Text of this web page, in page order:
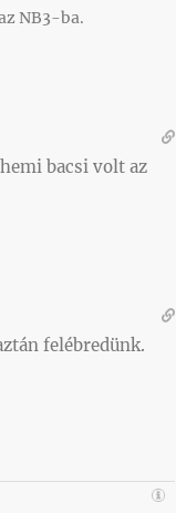
NB3-ba.
bacsi volt az
felébredünk.